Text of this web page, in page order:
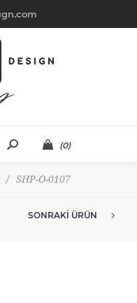
(0)
/ SHP-O-0107
SONRAKI ÜRÜN